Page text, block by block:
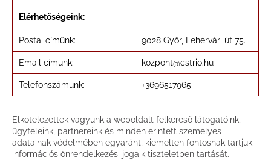
Elérhetőségeink:
Postai címünk: 9028 Győr, Fehérvári út 75.
Email címünk: kozpont@cstrio.hu
Telefonszámunk: +3696517965
Elkötelezettek vagyunk a weboldalt felkereső látogatóink,
ügyfeleink, partnereink és minden érintett személyes
adatainak védelmében egyaránt, kiemelten fontosnak tartjuk
információs önrendelkezési jogaik tiszteletben tartását.